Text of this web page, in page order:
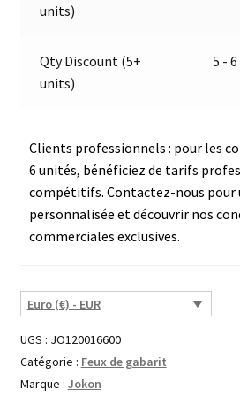
06078
units)
Qty Discount (5+
units)
5 - 6
Clients professionnels : pour les
6 unités, bénéficiez de tarifs
compétitifs. Contactez-nous pour
personnalisée et découvrir nos
commerciales exclusives.
Euro (€) - EUR
UGS : JO120016600
Catégorie : Feux de gabarit
Marque : Jokon